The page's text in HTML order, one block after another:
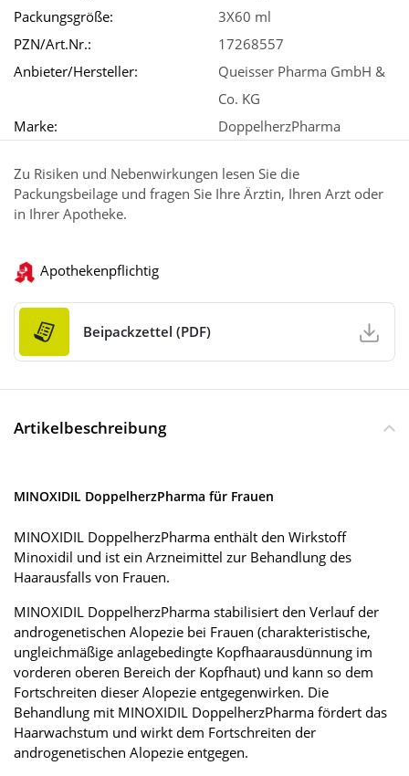
Packungsgröße:
3X60 ml
PZN/Art.Nr.:
17268557
Anbieter/Hersteller:
Queisser Pharma GmbH &
Co. KG
Marke:
DoppelherzPharma
Zu Risiken und Nebenwirkungen lesen Sie die
Packungsbeilage und fragen Sie Ihre Ärztin, Ihren Arzt oder
in Ihrer Apotheke.
Apothekenpflichtig
Beipackzettel (PDF)
Artikelbeschreibung
MINOXIDIL DoppelherzPharma für Frauen
MINOXIDIL DoppelherzPharma enthält den Wirkstoff
Minoxidil und ist ein Arzneimittel zur Behandlung des
Haarausfalls von Frauen.
MINOXIDIL DoppelherzPharma stabilisiert den Verlauf der
androgenetischen Alopezie bei Frauen (charakteristische,
ungleichmäßige anlagebedingte Kopfhaarausdünnung im
vorderen oberen Bereich der Kopfhaut) und kann so dem
Fortschreiten dieser Alopezie entgegenwirken. Die
Behandlung mit MINOXIDIL DoppelherzPharma fördert das
Haarwachstum und wirkt dem Fortschreiten der
androgenetischen Alopezie entgegen.